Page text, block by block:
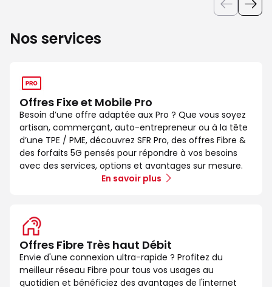
Nos services
Offres Fixe et Mobile Pro
Besoin d’une offre adaptée aux Pro ? Que vous soyez
artisan, commerçant, auto-entrepreneur ou à la tête
d’une TPE / PME, découvrez SFR Pro, des offres Fibre &
des forfaits 5G pensés pour répondre à vos besoins
avec des services, options et avantages sur mesure.
En savoir plus
Offres Fibre Très haut Débit
Envie d'une connexion ultra-rapide ? Profitez du
meilleur réseau Fibre pour tous vos usages au
quotidien et bénéficiez des avantages de l'internet